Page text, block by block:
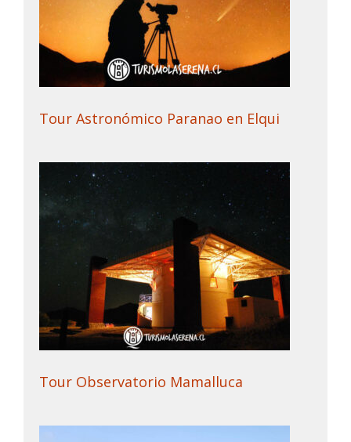
Tour Astronómico Paranao en Elqui
Tour Observatorio Mamalluca